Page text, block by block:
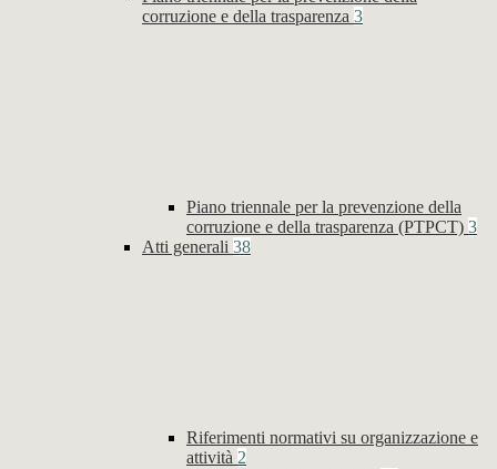
corruzione e della trasparenza 3
Piano triennale per la prevenzione della
corruzione e della trasparenza (PTPCT) 3
Atti generali 38
Riferimenti normativi su organizzazione e
attività 2